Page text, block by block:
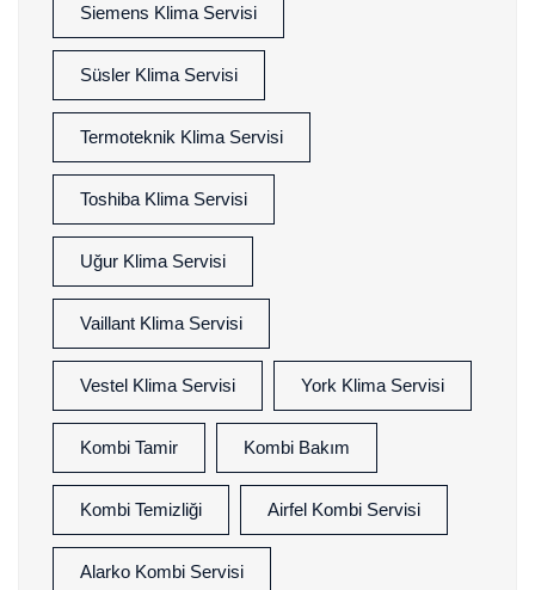
Siemens Klima Servisi
Süsler Klima Servisi
Termoteknik Klima Servisi
Toshiba Klima Servisi
Uğur Klima Servisi
Vaillant Klima Servisi
Vestel Klima Servisi York Klima Servisi
Kombi Tamir Kombi Bakım
Kombi Temizliği Airfel Kombi Servisi
Alarko Kombi Servisi